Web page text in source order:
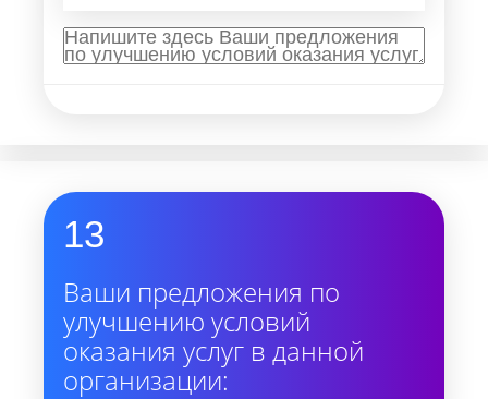
13
Ваши предложения по
улучшению условий
оказания услуг в данной
организации: